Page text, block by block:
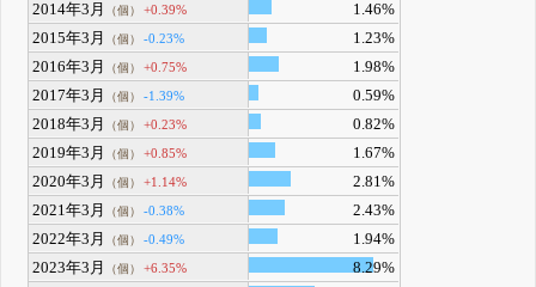
2014年3月
（個） +0.39%
1.46%
2015年3月
（個） -0.23%
1.23%
2016年3月
（個） +0.75%
1.98%
2017年3月
（個） -1.39%
0.59%
2018年3月
（個） +0.23%
0.82%
2019年3月
（個） +0.85%
1.67%
2020年3月
（個） +1.14%
2.81%
2021年3月
（個） -0.38%
2.43%
2022年3月
（個） -0.49%
1.94%
2023年3月
（個） +6.35%
8.29%